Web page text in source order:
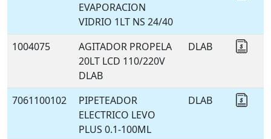
EVAPORACION
VIDRIO 1LT NS 24/40
1004075
AGITADOR PROPELA
20LT LCD 110/220V
DLAB
DLAB
7061100102
PIPETEADOR
ELECTRICO LEVO
PLUS 0.1-100ML
DLAB